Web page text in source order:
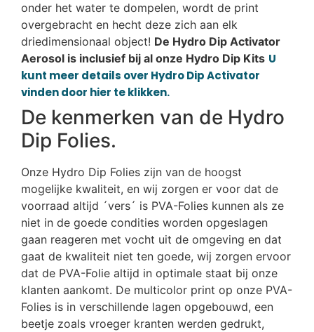
onder het water te dompelen, wordt de print
overgebracht en hecht deze zich aan elk
driedimensionaal object! De Hydro Dip Activator
Aerosol is inclusief bij al onze Hydro Dip Kits U
kunt meer details over Hydro Dip Activator
vinden door hier te klikken.
De kenmerken van de Hydro
Dip Folies.
Onze Hydro Dip Folies zijn van de hoogst
mogelijke kwaliteit, en wij zorgen er voor dat de
voorraad altijd ´vers´ is PVA-Folies kunnen als ze
niet in de goede condities worden opgeslagen
gaan reageren met vocht uit de omgeving en dat
gaat de kwaliteit niet ten goede, wij zorgen ervoor
dat de PVA-Folie altijd in optimale staat bij onze
klanten aankomt. De multicolor print op onze PVA-
Folies is in verschillende lagen opgebouwd, een
beetje zoals vroeger kranten werden gedrukt,